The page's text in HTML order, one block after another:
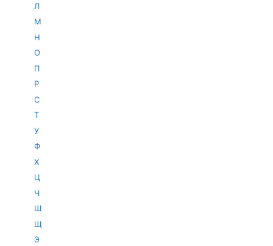
Л
М
Н
О
П
Р
С
Т
У
Ф
Х
Ц
Ч
Ш
Щ
Э